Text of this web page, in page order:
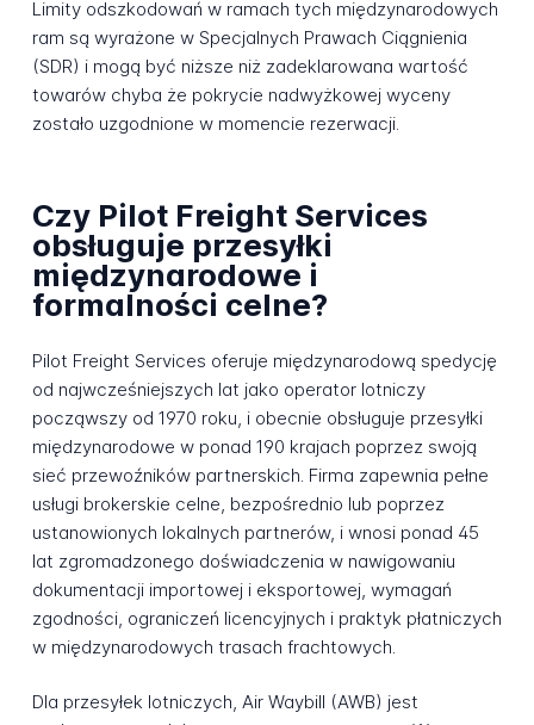
Limity odszkodowań w ramach tych międzynarodowych
ram są wyrażone w Specjalnych Prawach Ciągnienia
(SDR) i mogą być niższe niż zadeklarowana wartość
towarów chyba że pokrycie nadwyżkowej wyceny
zostało uzgodnione w momencie rezerwacji.
Czy Pilot Freight Services
obsługuje przesyłki
międzynarodowe i
formalności celne?
Pilot Freight Services oferuje międzynarodową spedycję
od najwcześniejszych lat jako operator lotniczy
począwszy od 1970 roku, i obecnie obsługuje przesyłki
międzynarodowe w ponad 190 krajach poprzez swoją
sieć przewoźników partnerskich. Firma zapewnia pełne
usługi brokerskie celne, bezpośrednio lub poprzez
ustanowionych lokalnych partnerów, i wnosi ponad 45
lat zgromadzonego doświadczenia w nawigowaniu
dokumentacji importowej i eksportowej, wymagań
zgodności, ograniczeń licencyjnych i praktyk płatniczych
w międzynarodowych trasach frachtowych.
Dla przesyłek lotniczych, Air Waybill (AWB) jest